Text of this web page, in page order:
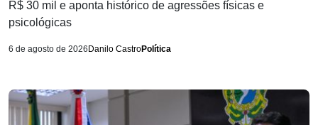
R$ 30 mil e aponta histórico de agressões físicas e
psicológicas
6 de agosto de 2026 Danilo CastroPolítica